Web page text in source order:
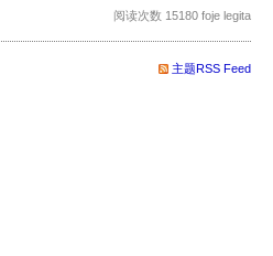
阅读次数 15180 foje legita
主题RSS Feed